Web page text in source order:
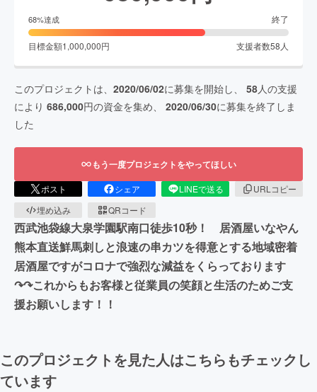
68%達成 終了
目標金額1,000,000円 支援者数58 人
このプロジェクトは、 2020/06/02に募集を開始し、 58人の支援
により 686,000円の資金を集め、 2020/06/30に募集を終了しま
した
もう一度プロジェクトをやってほしい
ポスト シェア LINEで送る
URLコピー
埋め込み
QRコード
西武池袋線大泉学園駅南口徒歩10秒！ 居酒屋いなやん
熊本直送鮮馬刺しと浪速の串カツを得意とする地域密着
居酒屋ですがコロナで強烈な減益をくらっております
↷↷これからもお客様と従業員の笑顔と生活のためご支
援お願いします！！
このプロジェクトを見た人はこちらもチェックし
ています